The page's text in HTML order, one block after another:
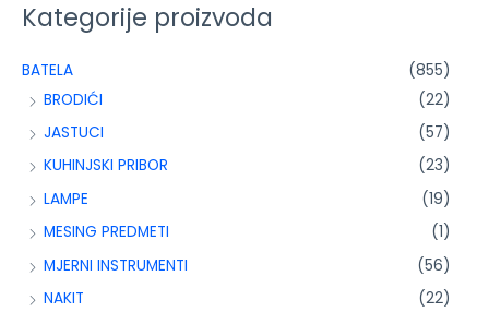
Kategorije proizvoda
BATELA
(855)
BRODIĆI
(22)
JASTUCI
(57)
KUHINJSKI PRIBOR
(23)
LAMPE
(19)
MESING PREDMETI
(1)
MJERNI INSTRUMENTI
(56)
NAKIT
(22)